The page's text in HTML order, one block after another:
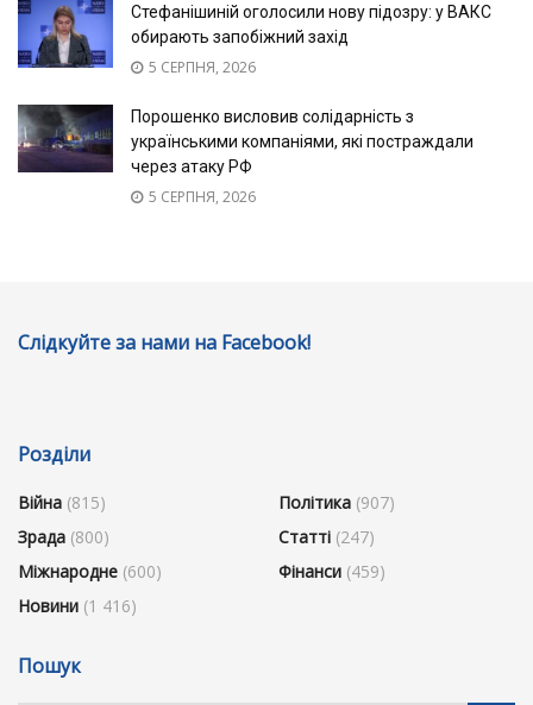
Стефанішиній оголосили нову підозру: у ВАКС
обирають запобіжний захід
5 СЕРПНЯ, 2026
Порошенко висловив солідарність з
українськими компаніями, які постраждали
через атаку РФ
5 СЕРПНЯ, 2026
Слідкуйте за нами на Facebook!
Розділи
Війна (815)
Зрада (800)
Міжнародне (600)
Новини (1 416)
Політика (907)
Статті (247)
Фінанси (459)
Пошук